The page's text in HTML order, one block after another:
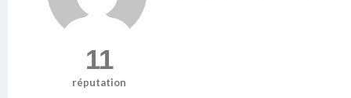
11
réputation